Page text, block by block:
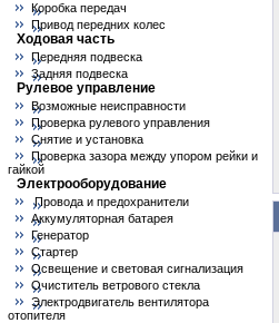
Коробка передач
Привод передних колес
Ходовая часть
Передняя подвеска
Задняя подвеска
Рулевое управление
Возможные неисправности
Проверка рулевого управления
Снятие и установка
Проверка зазора между упором рейки и
гайкой
Электрооборудование
Провода и предохранители
Аккумуляторная батарея
Генератор
Стартер
Освещение и световая сигнализация
Очиститель ветрового стекла
Электродвигатель вентилятора
отопителя